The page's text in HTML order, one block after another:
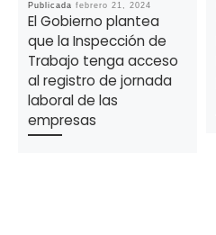
Publicada febrero 21, 2024
El Gobierno plantea
que la Inspección de
Trabajo tenga acceso
al registro de jornada
laboral de las
empresas